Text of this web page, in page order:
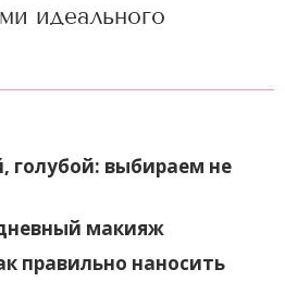
идеального
голубой: выбираем не
макияж
правильно наносить